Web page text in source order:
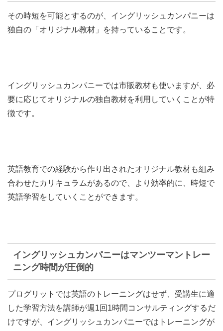
その時短を可能とするのが、イングリッシュカンパニーは
独自の「オリジナル教材」を持っていることです。
イングリッシュカンパニーでは市販教材も使いますが、必
要に応じてオリジナルの独自教材を利用していくことが特
徴です。
英語教育での経験から作り出されたオリジナル教材も組み
合わせたカリキュラムがあるので、より効率的に、時短で
英語学習をしていくことができます。
イングリッシュカンパニーはマンツーマントレー
ニング時間が圧倒的
プログリットでは英語のトレーニングはせず、受講生に適
した学習方法を講師が週1回1時間コンサルティングするだ
けですが、イングリッシュカンパニーではトレーニングが